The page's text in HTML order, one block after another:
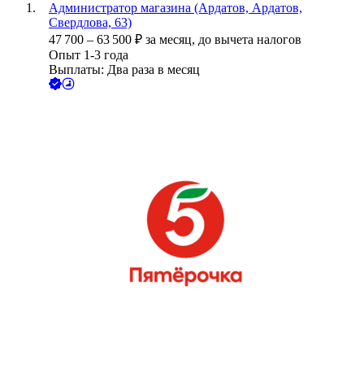
Администратор магазина (Ардатов, Ардатов,
Свердлова, 63)
47 700 – 63 500 ₽ за месяц, до вычета налогов
Опыт 1-3 года
Выплаты: Два раза в месяц